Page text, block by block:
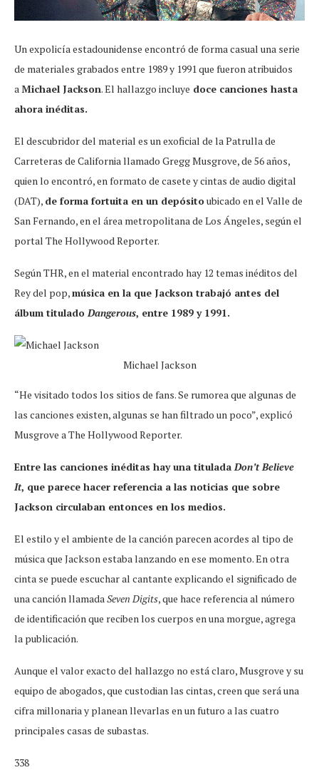
Un expolicía estadounidense encontró de forma casual una serie
de materiales grabados entre 1989 y 1991 que fueron atribuidos
aMichael Jackson. El hallazgo incluye doce canciones hasta
ahora inéditas.
El descubridor del material es un exoficial de la Patrulla de
Carreteras de California llamado Gregg Musgrove, de 56 años,
quien lo encontró, en formato de casete y cintas de audio digital
(DAT), de forma fortuita en un depósitoubicado en el Valle de
San Fernando, en el área metropolitana de Los Ángeles, según el
portal The Hollywood Reporter.
Según THR, en el material encontrado hay 12 temas inéditos del
Rey del pop,música en la que Jackson trabajó antes del
álbum tituladoDangerous, entre 1989 y 1991.
Michael Jackson
“He visitado todos los sitios de fans. Se rumorea que algunas de
las canciones existen, algunas se han filtrado un poco”, explicó
Musgrove a The Hollywood Reporter.
Entre las canciones inéditas hay una tituladaDon’t Believe
It, que parece hacer referencia a las noticias que sobre
Jackson circulaban entonces en los medios.
El estilo y el ambiente de la canción parecen acordes al tipo de
música que Jackson estaba lanzando en ese momento. En otra
cinta se puede escuchar al cantante explicando el significado de
una canción llamadaSeven Digits, que hace referencia al número
de identificación que reciben los cuerpos en una morgue, agrega
la publicación.
Aunque el valor exacto del hallazgo no está claro, Musgrove y su
equipo de abogados, que custodian las cintas, creen que será una
cifra millonaria y planean llevarlas en un futuro a las cuatro
principales casas de subastas.
338